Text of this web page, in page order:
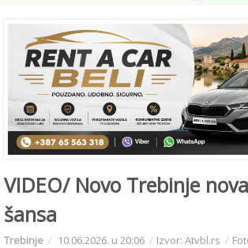
VIDEO/ Novo Trebinje
šansa
Trebinje 10.06.2026. u 20:06 Izvor: Atvbl.rs